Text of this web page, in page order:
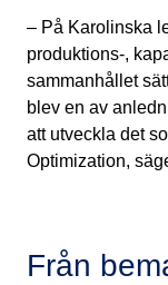
– På Karolinska
produktions-,
sammanhållet
blev en av
att utveckla det
Optimization,
Från